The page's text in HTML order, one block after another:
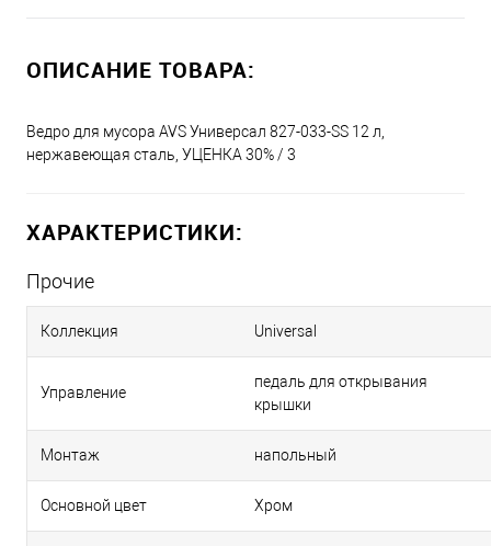
ОПИСАНИЕ ТОВАРА:
Ведро для мусора AVS Универсал 827-033-SS 12 л,
нержавеющая сталь, УЦЕНКА 30% / 3
ХАРАКТЕРИСТИКИ:
Прочие
Коллекция Universal
Управление
педаль для открывания
крышки
Монтаж напольный
Основной цвет Хром